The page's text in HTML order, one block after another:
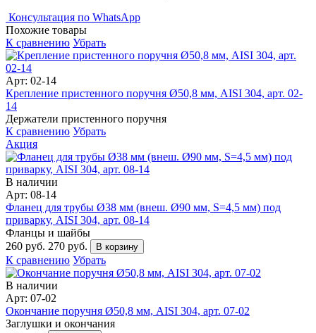
Консультация по WhatsApp
Похожие товары
К сравнению Убрать
Арт: 02-14
Крепление пристенного поручня Ø50,8 мм, AISI 304, арт. 02-
14
Держатели пристенного поручня
К сравнению Убрать
Акция
В наличии
Арт: 08-14
Фланец для трубы Ø38 мм (внеш. Ø90 мм, S=4,5 мм) под
приварку, AISI 304, арт. 08-14
Фланцы и шайбы
260 руб. 270 руб. В корзину
К сравнению Убрать
В наличии
Арт: 07-02
Окончание поручня Ø50,8 мм, AISI 304, арт. 07-02
Заглушки и окончания